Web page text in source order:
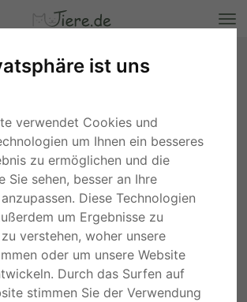
ist uns
verwendet Cookies und
um Ihnen ein besseres
zu ermöglichen und die
Sie sehen, besser an Ihre
Diese Technologien
um Ergebnisse zu
verstehen, woher unsere
oder um unsere Website
Durch das Surfen auf
stimmen Sie der Verwendung
Inu - Rüde Bilder